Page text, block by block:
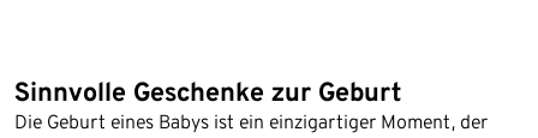
Sinnvolle Geschenke zur Geburt
Die Geburt eines Babys ist ein einzigartiger Moment, der